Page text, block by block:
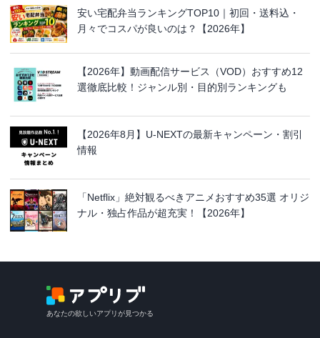
安い宅配弁当ランキングTOP10｜初回・送料込・
月々でコスパが良いのは？【2026年】
【2026年】動画配信サービス（VOD）おすすめ12
選徹底比較！ジャンル別・目的別ランキングも
【2026年8月】U-NEXTの最新キャンペーン・割引
情報
「Netflix」絶対観るべきアニメおすすめ35選 オリジ
ナル・独占作品が超充実！【2026年】
あなたの欲しいアプリが見つかる